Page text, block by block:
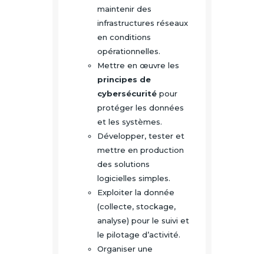
maintenir des
infrastructures réseaux
en conditions
opérationnelles.
Mettre en œuvre les
principes de
cybersécurité pour
protéger les données
et les systèmes.
Développer, tester et
mettre en production
des solutions
logicielles simples.
Exploiter la donnée
(collecte, stockage,
analyse) pour le suivi et
le pilotage d’activité.
Organiser une